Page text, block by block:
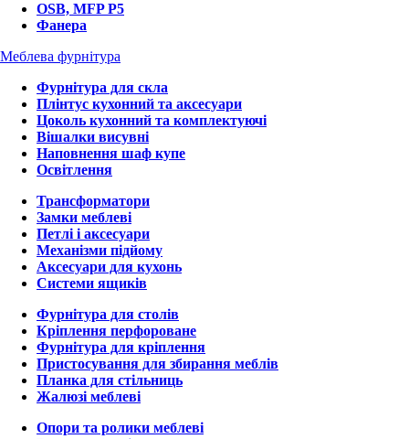
OSB, MFP P5
Фанера
Меблева фурнітура
Фурнітура для скла
Плінтус кухонний та аксесуари
Цоколь кухонний та комплектуючі
Вішалки висувні
Наповнення шаф купе
Освітлення
Трансформатори
Замки меблеві
Петлі і аксесуари
Механізми підйому
Аксесуари для кухонь
Системи ящиків
Фурнітура для столів
Кріплення перфороване
Фурнітура для кріплення
Пристосування для збирання меблів
Планка для стільниць
Жалюзі меблеві
Опори та ролики меблеві